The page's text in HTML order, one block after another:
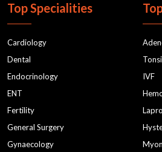
Top Specialities
Cardiology
Dental
Endocrinology
ENT
Fertility
General Surgery
Gynaecology
IVF